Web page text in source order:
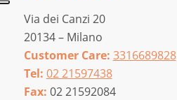
Via dei Canzi 20
20134 – Milano
Customer Care: 3316689828
Tel: 02 21597438
Fax: 02 21592084